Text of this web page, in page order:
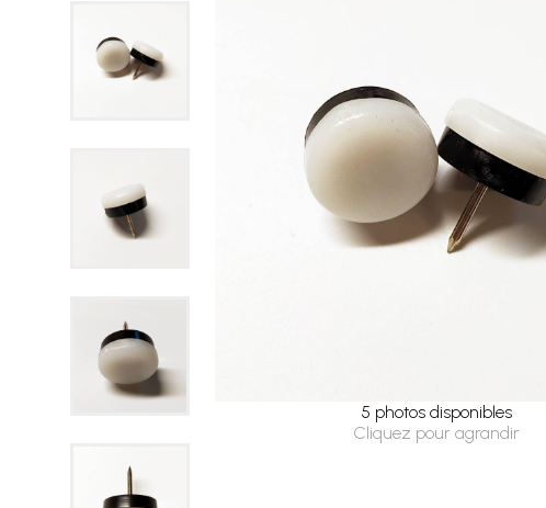
5 photos disponibles
Cliquez pour agrandir